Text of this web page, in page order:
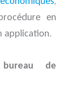
en
application.
de